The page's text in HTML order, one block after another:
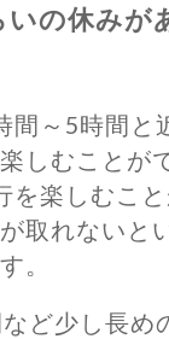
いの休みが
間～5時間と
しむことが
を楽しむこと
取れないと
。
ど少し長め